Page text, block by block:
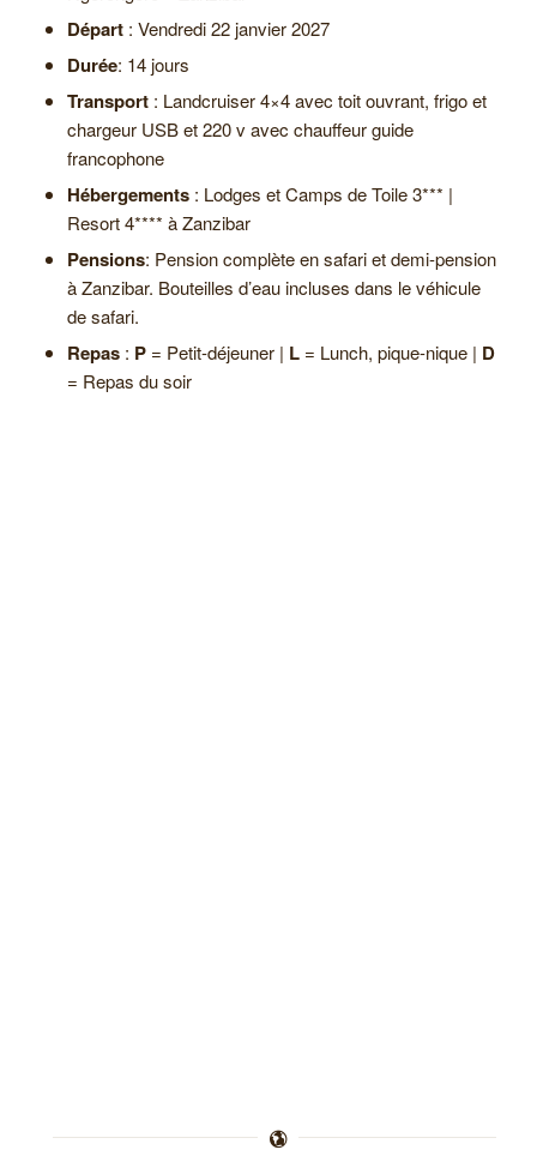
Départ: Vendredi 22 janvier 2027
Durée: 14 jours
Transport : Landcruiser 4×4 avec toit ouvrant, frigo et
chargeur USB et 220 vavec chauffeur guide
francophone
Hébergements : Lodges et Camps de Toile 3*** |
Resort 4**** à Zanzibar
Pensions: Pension complète en safari et demi-pension
à Zanzibar. Bouteilles d’eau incluses dans le véhicule
de safari.
Repas: P= Petit-déjeuner | L= Lunch, pique-nique | D
= Repas du soir